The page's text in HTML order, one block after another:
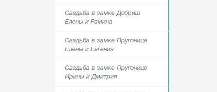
Свадьба в замке Добриш
Елены и Рамина
Свадьба в замке Пругонице
Елены и Евгения
Свадьба в замке Пругонице
Ирины и Дмитрия